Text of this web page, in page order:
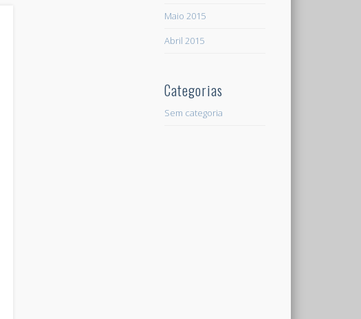
Maio 2015
Abril 2015
Categorias
Sem categoria